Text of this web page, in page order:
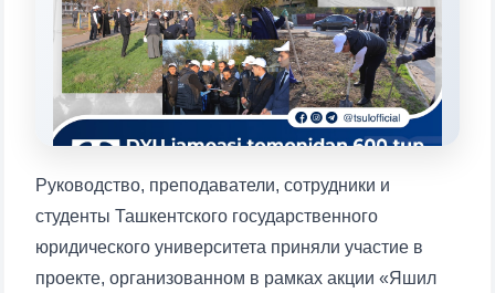
Руководство, преподаватели, сотрудники и
студенты Ташкентского государственного
юридического университета приняли участие в
проекте, организованном в рамках акции «Яшил
3. Собеседование (бакалавр) (8)
4. Собеседование (магистр) (5) 5. Стоимость обучения (2)
6. Онлайн-заявки (15) 7. Колл-центр (4)
8. Квота (бакалавриат) (1) 9. Квота (магистратура) (1)